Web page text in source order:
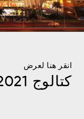
انقر هنا لعرض
كتالوج 2021